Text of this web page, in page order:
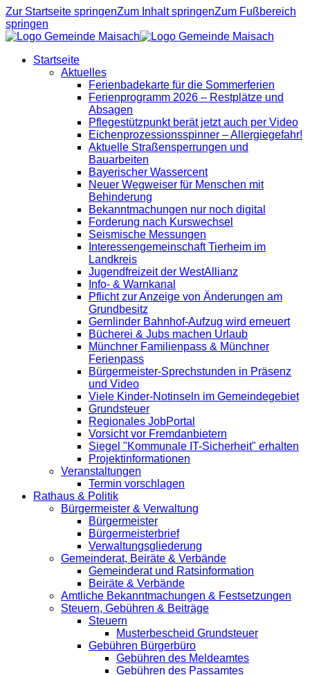
Zur Startseite springenZum Inhalt springenZum Fußbereich
springen
Startseite
Aktuelles
Ferienbadekarte für die Sommerferien
Ferienprogramm 2026 – Restplätze und
Absagen
Pflegestützpunkt berät jetzt auch per Video
Eichenprozessionsspinner – Allergiegefahr!
Aktuelle Straßensperrungen und
Bauarbeiten
Bayerischer Wassercent
Neuer Wegweiser für Menschen mit
Behinderung
Bekanntmachungen nur noch digital
Forderung nach Kurswechsel
Seismische Messungen
Interessengemeinschaft Tierheim im
Landkreis
Jugendfreizeit der WestAllianz
Info- & Warnkanal
Pflicht zur Anzeige von Änderungen am
Grundbesitz
Gernlinder Bahnhof-Aufzug wird erneuert
Bücherei & Jubs machen Urlaub
Münchner Familienpass & Münchner
Ferienpass
Bürgermeister-Sprechstunden in Präsenz
und Video
Viele Kinder-Notinseln im Gemeindegebiet
Grundsteuer
Regionales JobPortal
Vorsicht vor Fremdanbietern
Siegel "Kommunale IT-Sicherheit" erhalten
Projektinformationen
Veranstaltungen
Termin vorschlagen
Rathaus & Politik
Bürgermeister & Verwaltung
Bürgermeister
Bürgermeisterbrief
Verwaltungsgliederung
Gemeinderat, Beiräte & Verbände
Gemeinderat und Ratsinformation
Beiräte & Verbände
Amtliche Bekanntmachungen & Festsetzungen
Steuern, Gebühren & Beiträge
Steuern
Musterbescheid Grundsteuer
Gebühren Bürgerbüro
Gebühren des Meldeamtes
Gebühren des Passamtes